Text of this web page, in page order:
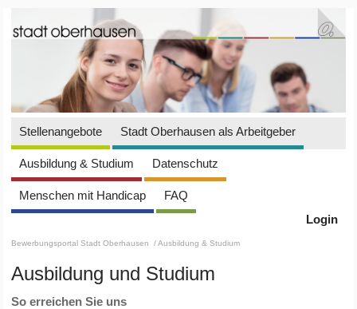
Stellenangebote Stadt Oberhausen als Arbeitgeber
Ausbildung & Studium Datenschutz
Menschen mit Handicap
FAQ
Login
Bewerbungsportal Stadt Oberhausen / Ausbildung & Studium
Ausbildung und Studium
So erreichen Sie uns